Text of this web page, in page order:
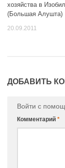
хозяйства в
(Большая Алушта)
20.09.2011
ДОБАВИТЬ
Войти с
Комментарий *